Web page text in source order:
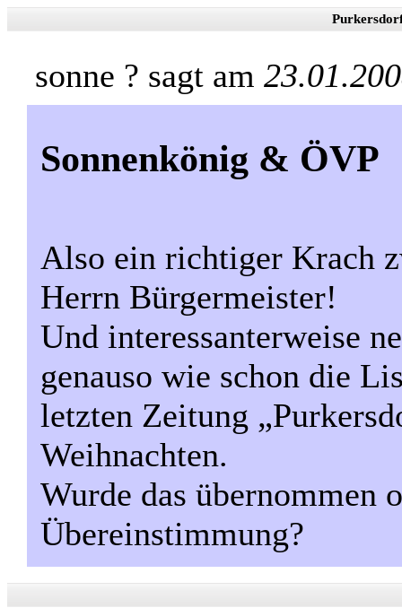
sonne ? sagt am
Sonnenkönig & ÖVP
Also ein richtiger Krach
Herrn Bürgermeister!
Und interessanterweise
genauso wie schon die
letzten Zeitung
Weihnachten.
Wurde das übernommen
Übereinstimmung?